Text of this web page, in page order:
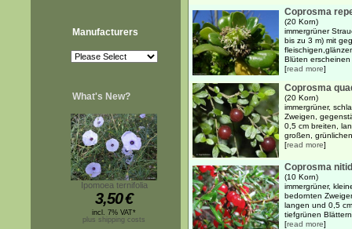
Manufacturers
What's New?
Ipomoea ternifolia
3,50€
incl. 7% VAT*
plus shipping costs
Coprosma
(20 Korn)
immergrüner
bis zu 3 m) mit
Blüten
[read more]
Coprosma
(20 Korn)
immergrüner,
Zweigen,
0,5 cm breiten,
großen,
[read more]
Coprosma
(10 Korn)
immergrüner,
bedornten
langen und 0,5
tiefgrünen
[read more]